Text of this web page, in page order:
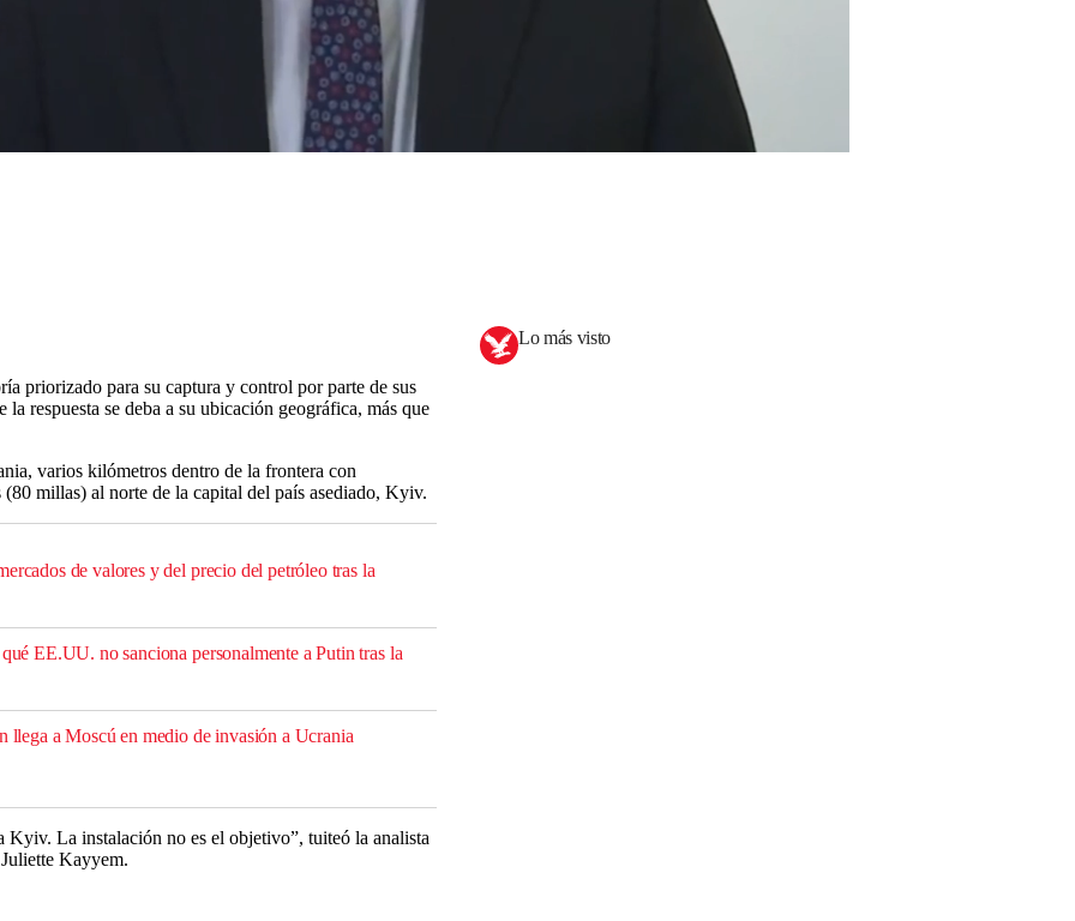
priorizado para su captura y control por parte de sus
la respuesta se deba a su ubicación geográfica, más que
varios kilómetros dentro de la frontera con
millas) al norte de la capital del país asediado, Kyiv.
de valores y del precio del petróleo tras la
EE.UU. no sanciona personalmente a Putin tras la
llega a Moscú en medio de invasión a Ucrania
Kyiv. La instalación no es el objetivo”, tuiteó la analista
Kayyem.
Lo más visto